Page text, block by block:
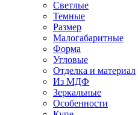
Светлые
Темные
Размер
Малогабаритные
Форма
Угловые
Отделка и материал
Из МДФ
Зеркальные
Особенности